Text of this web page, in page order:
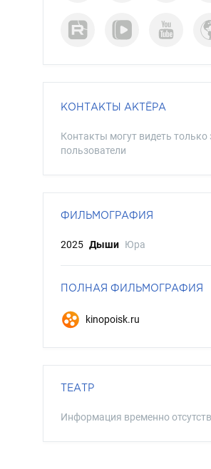
КОНТАКТЫ АКТЁРА
Контакты могут видеть
пользователи
ФИЛЬМОГРАФИЯ
2025 Дыши Юра
ПОЛНАЯ ФИЛЬМОГРАФИЯ
kinopoisk.ru
ТЕАТР
Информация временно